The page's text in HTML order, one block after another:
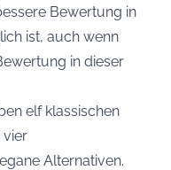
Bewertung in
ist, auch wenn
in dieser
elf klassischen
vier
Alternativen.